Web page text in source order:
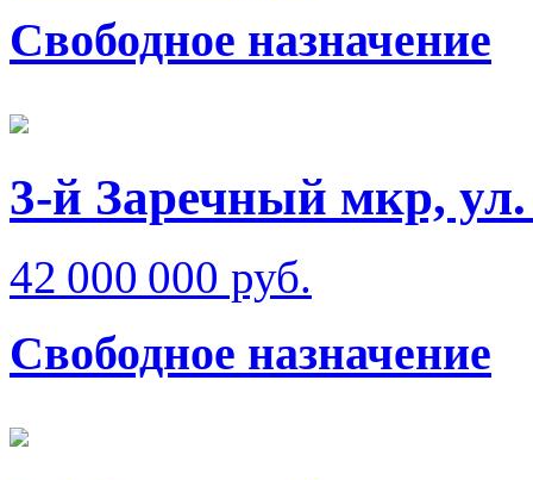
Свободное назначение
3-й Заречный мкр, ул.
42 000 000 руб.
Свободное назначение